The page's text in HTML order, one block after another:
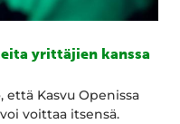
yrittäjien kanssa
että Kasvu Openissa
voittaa itsensä.